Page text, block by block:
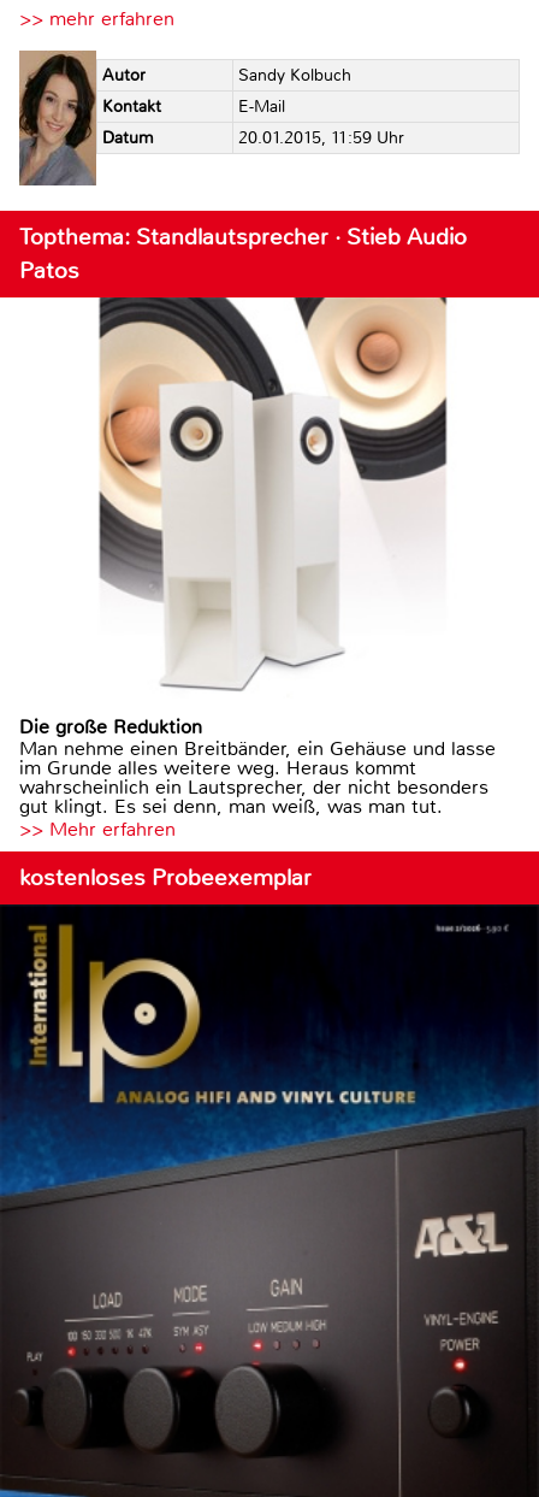
>> mehr erfahren
Autor
Sandy Kolbuch
Kontakt
E-Mail
Datum
20.01.2015, 11:59 Uhr
Topthema: Standlautsprecher · Stieb Audio
Patos
Die große Reduktion
Man nehme einen Breitbänder, ein Gehäuse und lasse
im Grunde alles weitere weg. Heraus kommt
wahrscheinlich ein Lautsprecher, der nicht besonders
gut klingt. Es sei denn, man weiß, was man tut.
>> Mehr erfahren
kostenloses Probeexemplar